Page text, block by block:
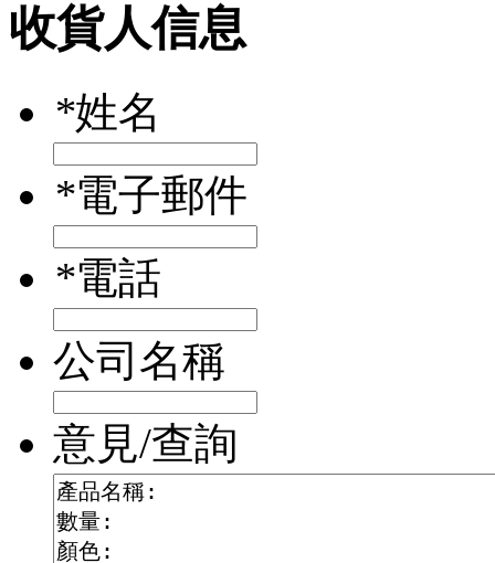
收貨人信息
*姓名
*電子郵件
*電話
公司名稱
意見/查詢